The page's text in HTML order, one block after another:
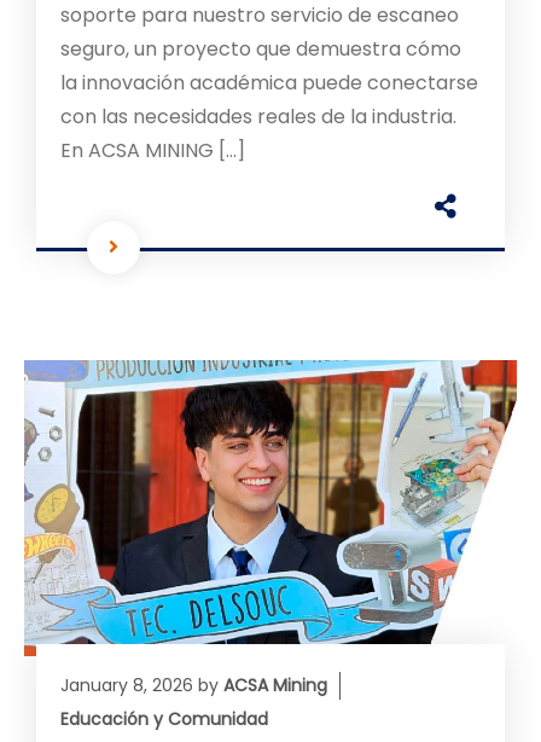
soporte para nuestro servicio de escaneo
seguro, un proyecto que demuestra cómo
la innovación académica puede conectarse
con las necesidades reales de la industria.
En ACSA MINING […]
January 8, 2026 by ACSA Mining
Educación y Comunidad